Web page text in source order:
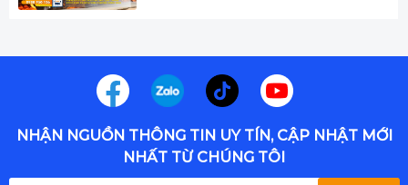
NHẬN NGUỒN THÔNG TIN UY TÍN, CẬP NHẬT MỚI
NHẤT TỪ CHÚNG TÔI